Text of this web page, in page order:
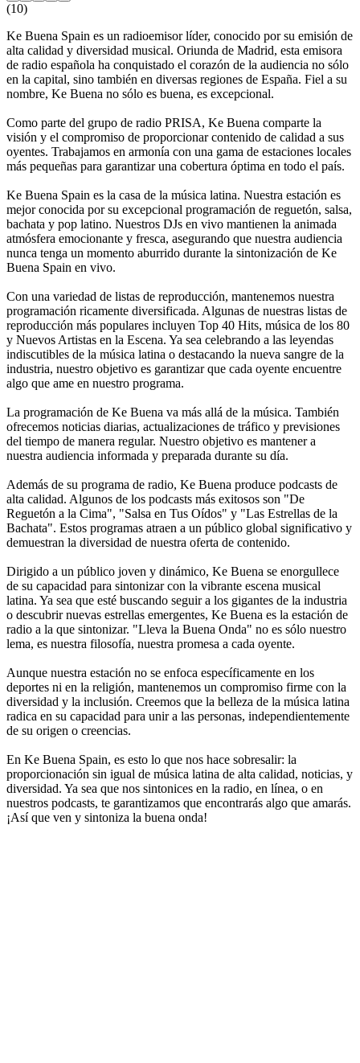
(10)
Ke Buena Spain es un radioemisor líder, conocido por su emisión de
alta calidad y diversidad musical. Oriunda de Madrid, esta emisora
de radio española ha conquistado el corazón de la audiencia no sólo
en la capital, sino también en diversas regiones de España. Fiel a su
nombre, Ke Buena no sólo es buena, es excepcional.
Como parte del grupo de radio PRISA, Ke Buena comparte la
visión y el compromiso de proporcionar contenido de calidad a sus
oyentes. Trabajamos en armonía con una gama de estaciones locales
más pequeñas para garantizar una cobertura óptima en todo el país.
Ke Buena Spain es la casa de la música latina. Nuestra estación es
mejor conocida por su excepcional programación de reguetón, salsa,
bachata y pop latino. Nuestros DJs en vivo mantienen la animada
atmósfera emocionante y fresca, asegurando que nuestra audiencia
nunca tenga un momento aburrido durante la sintonización de Ke
Buena Spain en vivo.
Con una variedad de listas de reproducción, mantenemos nuestra
programación ricamente diversificada. Algunas de nuestras listas de
reproducción más populares incluyen Top 40 Hits, música de los 80
y Nuevos Artistas en la Escena. Ya sea celebrando a las leyendas
indiscutibles de la música latina o destacando la nueva sangre de la
industria, nuestro objetivo es garantizar que cada oyente encuentre
algo que ame en nuestro programa.
La programación de Ke Buena va más allá de la música. También
ofrecemos noticias diarias, actualizaciones de tráfico y previsiones
del tiempo de manera regular. Nuestro objetivo es mantener a
nuestra audiencia informada y preparada durante su día.
Además de su programa de radio, Ke Buena produce podcasts de
alta calidad. Algunos de los podcasts más exitosos son "De
Reguetón a la Cima", "Salsa en Tus Oídos" y "Las Estrellas de la
Bachata". Estos programas atraen a un público global significativo y
demuestran la diversidad de nuestra oferta de contenido.
Dirigido a un público joven y dinámico, Ke Buena se enorgullece
de su capacidad para sintonizar con la vibrante escena musical
latina. Ya sea que esté buscando seguir a los gigantes de la industria
o descubrir nuevas estrellas emergentes, Ke Buena es la estación de
radio a la que sintonizar. "Lleva la Buena Onda" no es sólo nuestro
lema, es nuestra filosofía, nuestra promesa a cada oyente.
Aunque nuestra estación no se enfoca específicamente en los
deportes ni en la religión, mantenemos un compromiso firme con la
diversidad y la inclusión. Creemos que la belleza de la música latina
radica en su capacidad para unir a las personas, independientemente
de su origen o creencias.
En Ke Buena Spain, es esto lo que nos hace sobresalir: la
proporcionación sin igual de música latina de alta calidad, noticias, y
diversidad. Ya sea que nos sintonices en la radio, en línea, o en
nuestros podcasts, te garantizamos que encontrarás algo que amarás.
¡Así que ven y sintoniza la buena onda!